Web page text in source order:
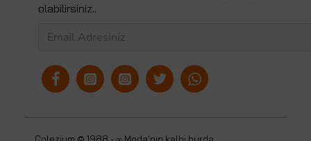
olabilirsiniz..